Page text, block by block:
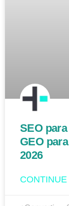
SEO
GEO
2026